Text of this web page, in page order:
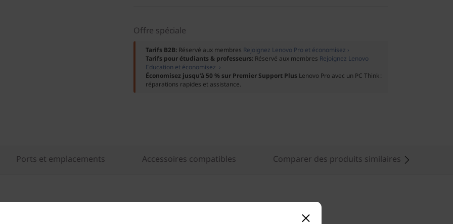
Offre spéciale
Tarifs B2B: Réservé aux membres Rejoignez Lenovo Pro et économisez ›
Tarifs pour étudiants & professeurs: Réservé aux membres Rejoignez Lenovo
Education et économisez ›
Économisez jusqu’à 50 % sur Premier Support Plus Lenovo Pro avec un PC Think :
réparations rapides et assistance.
Ports et emplacements Accessoires compatibles Comparer des produits similaires